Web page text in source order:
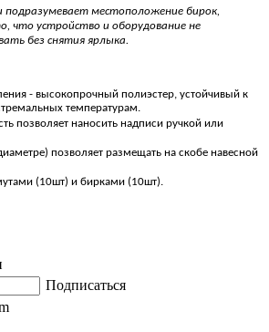
подразумевает местоположение бирок,
что устройство и оборудование не
без снятия ярлыка.
- высокопрочный полиэстер, устойчивый к
температурам.
позволяет наносить надписи ручкой или
позволяет размещать на скобе навесной
(10шт) и бирками (10шт).
Подписаться